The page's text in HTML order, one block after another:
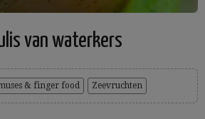
van waterkers
& finger food Zeevruchten